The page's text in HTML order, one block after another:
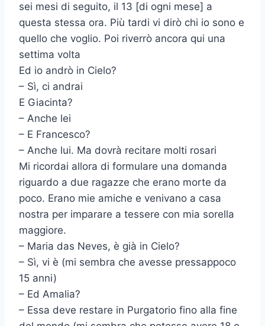
sei mesi di seguito, il 13 [di ogni mese] a
questa stessa ora. Più tardi vi dirò chi io sono e
quello che voglio. Poi riverrò ancora qui una
settima volta
Ed io andrò in Cielo?
– Sì, ci andrai
E Giacinta?
– Anche lei
– E Francesco?
– Anche lui. Ma dovrà recitare molti rosari
Mi ricordai allora di formulare una domanda
riguardo a due ragazze che erano morte da
poco. Erano mie amiche e venivano a casa
nostra per imparare a tessere con mia sorella
maggiore.
– Maria das Neves, è già in Cielo?
– Sì, vi è (mi sembra che avesse pressappoco
15 anni)
– Ed Amalia?
– Essa deve restare in Purgatorio fino alla fine